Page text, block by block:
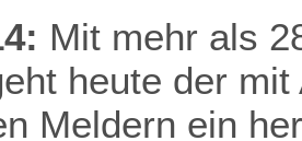
Mit mehr als
heute der
Meldern ein